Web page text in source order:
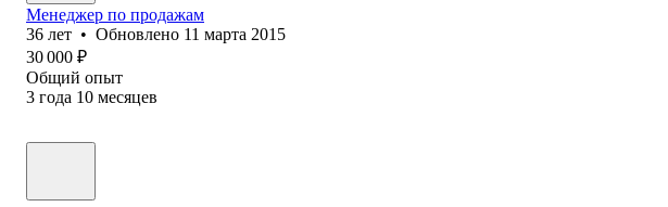
Менеджер по продажам
36 лет • Обновлено 11 марта 2015
30 000 ₽
Общий опыт
3 года 10 месяцев